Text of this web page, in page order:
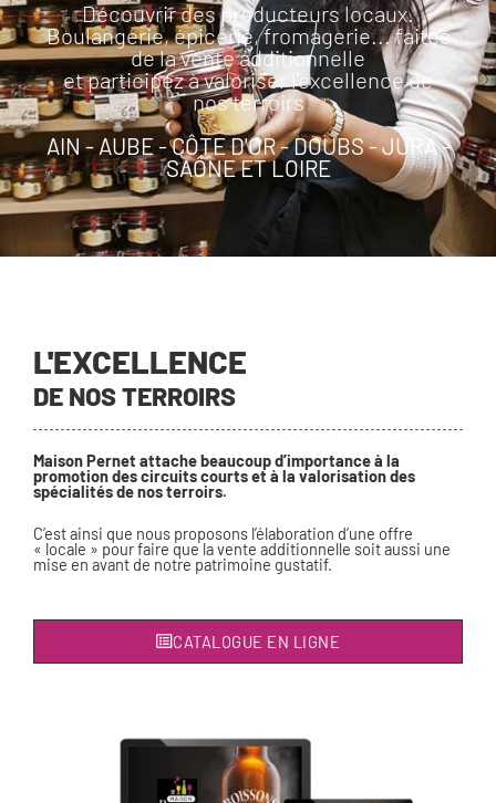
Découvrir des producteurs locaux.
Boulangerie, épicerie, fromagerie... faites
de la vente additionnelle
et participez à valoriser l'excellence de
nos terroirs
AIN - AUBE - CÔTE D'OR - DOUBS - JURA -
SAÔNE ET LOIRE
L'EXCELLENCE
DE NOS TERROIRS
Maison Pernet attache beaucoup d’importance à la
promotion des circuits courts et à la valorisation des
spécialités de nos terroirs.
C’est ainsi que nous proposons l’élaboration d’une offre
« locale » pour faire que la vente additionnelle soit aussi une
mise en avant de notre patrimoine gustatif.
CATALOGUE EN LIGNE